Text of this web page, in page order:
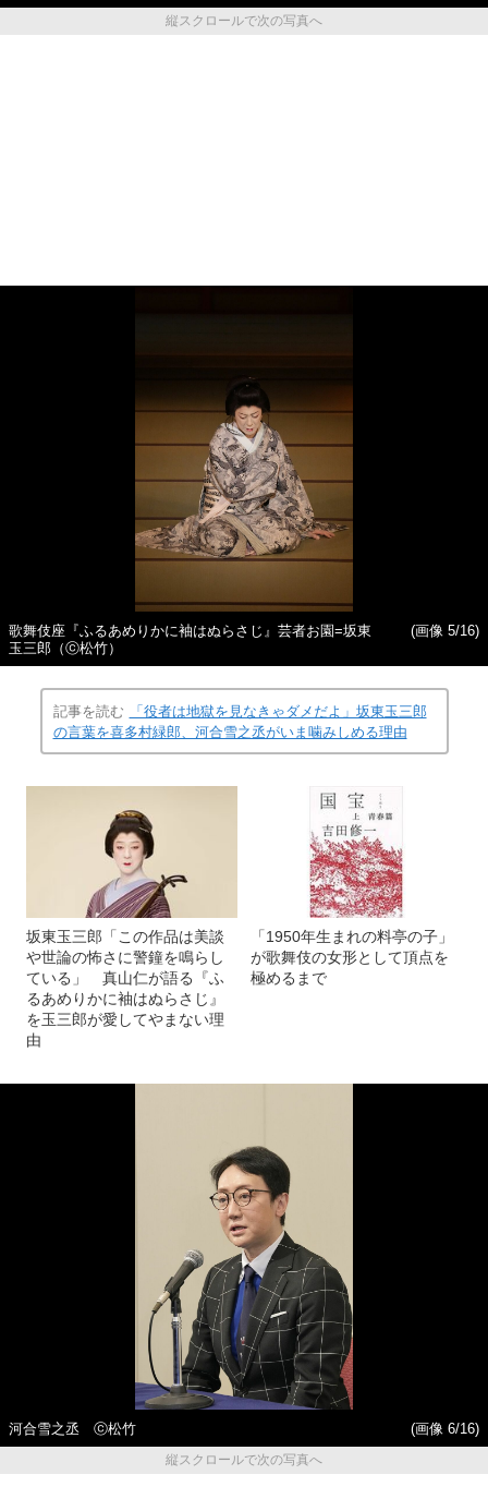
縦スクロールで次の写真へ
歌舞伎座『ふるあめりかに袖はぬらさじ』芸者お園=坂東
玉三郎（ⓒ松竹）
(画像 5/16)
記事を読む
「役者は地獄を見なきゃダメだよ」坂東玉三郎
の言葉を喜多村緑郎、河合雪之丞がいま噛みしめる理由
坂東玉三郎「この作品は美談
や世論の怖さに警鐘を鳴らし
ている」 真山仁が語る『ふ
るあめりかに袖はぬらさじ』
を玉三郎が愛してやまない理
由
「1950年生まれの料亭の子」
が歌舞伎の女形として頂点を
極めるまで
河合雪之丞 ⓒ松竹
(画像 6/16)
縦スクロールで次の写真へ